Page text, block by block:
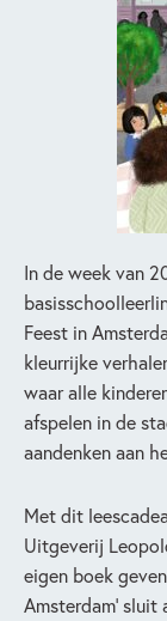
In de week van
Feest in
kleurrijke
waar alle
afspelen in de
aandenken aan
Met dit
Uitgeverij
eigen boek
Amsterdam’